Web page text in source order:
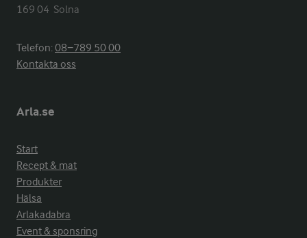
169 04  Solna
Telefon:08−789 50 00
Kontakta oss
Arla.se
Start
Recept & mat
Produkter
Hälsa
Arlakadabra
Event & sponsring